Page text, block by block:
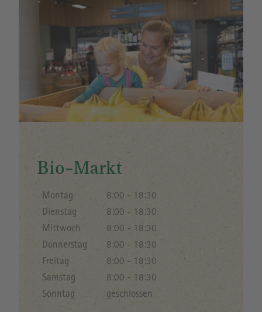
Bio-Markt
Montag
8:00 - 18:30
Dienstag
8:00 - 18:30
Mittwoch
8:00 - 18:30
Donnerstag
8:00 - 18:30
Freitag
8:00 - 18:30
Samstag
8:00 - 18:30
Sonntag
geschlossen